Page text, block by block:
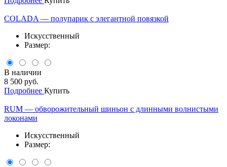
COLADA — полупарик с элегантной повязкой
Искусственный
Размер:
В наличии
8 500 руб.
Подробнее Купить
RUM — обворожительный шиньон с длинными волнистыми
локонами
Искусственный
Размер: